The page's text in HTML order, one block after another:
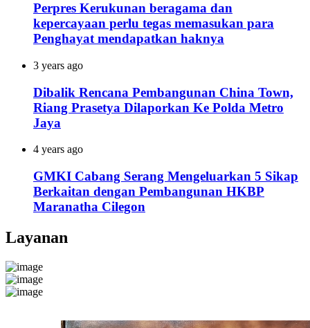
Perpres Kerukunan beragama dan
kepercayaan perlu tegas memasukan para
Penghayat mendapatkan haknya
3 years ago
Dibalik Rencana Pembangunan China Town,
Riang Prasetya Dilaporkan Ke Polda Metro
Jaya
4 years ago
GMKI Cabang Serang Mengeluarkan 5 Sikap
Berkaitan dengan Pembangunan HKBP
Maranatha Cilegon
Layanan